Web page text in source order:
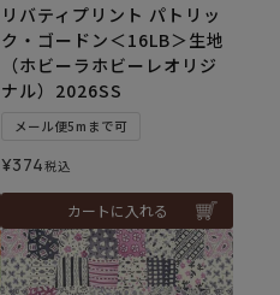
リバティプリント パトリッ
ク・ゴードン＜16LB＞生地
（ホビーラホビーレオリジ
ナル）2026SS
メール便5mまで可
¥374税込
カートに入れる